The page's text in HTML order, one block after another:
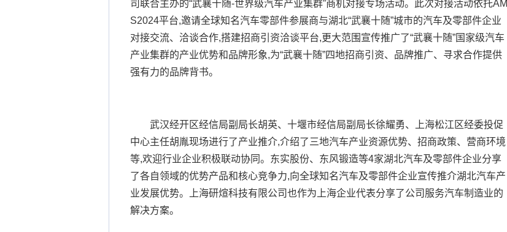
司联合主办的“武襄十随-世界级汽车产业集群”商机对接专场活动。此次对接活动依托AM
S2024平台,邀请全球知名汽车零部件参展商与湖北“武襄十随”城市的汽车及零部件企业
对接交流、洽谈合作,搭建招商引资洽谈平台,更大范围宣传推广了“武襄十随”国家级汽车
产业集群的产业优势和品牌形象,为“武襄十随”四地招商引资、品牌推广、寻求合作提供
强有力的品牌背书。
武汉经开区经信局副局长胡英、十堰市经信局副局长徐耀勇、上海松江区经委投促
中心主任胡胤现场进行了产业推介,介绍了三地汽车产业资源优势、招商政策、营商环境
等,欢迎行业企业积极联动协同。东实股份、东风锻造等4家湖北汽车及零部件企业分享
了各自领域的优势产品和核心竞争力,向全球知名汽车及零部件企业宣传推介湖北汽车产
业发展优势。上海研煊科技有限公司也作为上海企业代表分享了公司服务汽车制造业的
解决方案。